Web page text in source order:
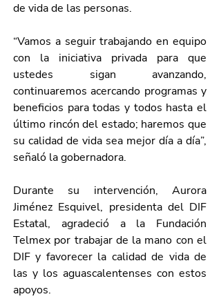
de vida de las personas.
“Vamos a seguir trabajando en equipo
con la iniciativa privada para que
ustedes sigan avanzando,
continuaremos acercando programas y
beneficios para todas y todos hasta el
último rincón del estado; haremos que
su calidad de vida sea mejor día a día”,
señaló la gobernadora.
Durante su intervención, Aurora
Jiménez Esquivel, presidenta del DIF
Estatal, agradeció a la Fundación
Telmex por trabajar de la mano con el
DIF y favorecer la calidad de vida de
las y los aguascalentenses con estos
apoyos.